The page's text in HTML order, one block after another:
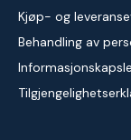
Kjøp- og
Behandling av